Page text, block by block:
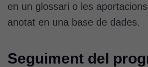
en un glossari o les
anotat en una base de dades.
Seguiment del